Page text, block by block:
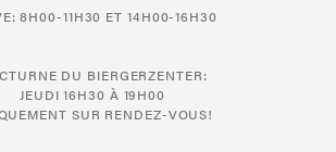
8H00-11H30 ET 14H00-16H30
DU BIERGERZENTER:
JEUDI 16H30 À 19H00
SUR RENDEZ-VOUS!